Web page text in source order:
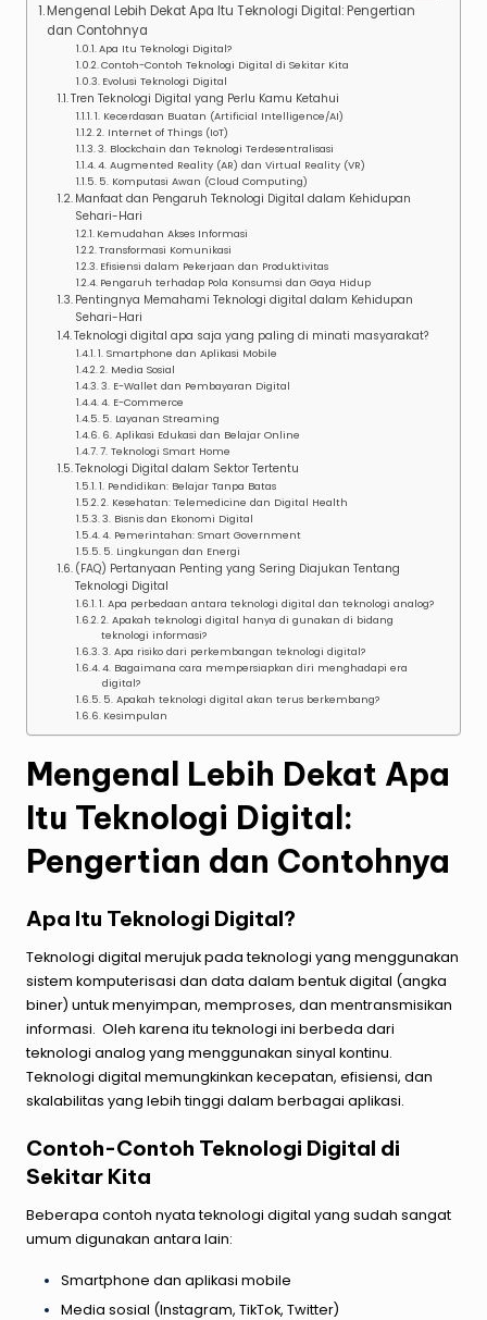
Mengenal Lebih Dekat Apa Itu Teknologi Digital: Pengertian
dan Contohnya
Apa Itu Teknologi Digital?
Contoh-Contoh Teknologi Digital di Sekitar Kita
Evolusi Teknologi Digital
Tren Teknologi Digital yang Perlu Kamu Ketahui
1. Kecerdasan Buatan (Artificial Intelligence/AI)
2. Internet of Things (IoT)
3. Blockchain dan Teknologi Terdesentralisasi
4. Augmented Reality (AR) dan Virtual Reality (VR)
5. Komputasi Awan (Cloud Computing)
Manfaat dan Pengaruh Teknologi Digital dalam Kehidupan
Sehari-Hari
Kemudahan Akses Informasi
Transformasi Komunikasi
Efisiensi dalam Pekerjaan dan Produktivitas
Pengaruh terhadap Pola Konsumsi dan Gaya Hidup
Pentingnya Memahami Teknologi digital dalam Kehidupan
Sehari-Hari
Teknologi digital apa saja yang paling di minati masyarakat?
1. Smartphone dan Aplikasi Mobile
2. Media Sosial
3. E-Wallet dan Pembayaran Digital
4. E-Commerce
5. Layanan Streaming
6. Aplikasi Edukasi dan Belajar Online
7. Teknologi Smart Home
Teknologi Digital dalam Sektor Tertentu
1. Pendidikan: Belajar Tanpa Batas
2. Kesehatan: Telemedicine dan Digital Health
3. Bisnis dan Ekonomi Digital
4. Pemerintahan: Smart Government
5. Lingkungan dan Energi
(FAQ) Pertanyaan Penting yang Sering Diajukan Tentang
Teknologi Digital
1. Apa perbedaan antara teknologi digital dan teknologi analog?
2. Apakah teknologi digital hanya di gunakan di bidang
teknologi informasi?
3. Apa risiko dari perkembangan teknologi digital?
4. Bagaimana cara mempersiapkan diri menghadapi era
digital?
5. Apakah teknologi digital akan terus berkembang?
Kesimpulan
Mengenal Lebih Dekat Apa
Itu Teknologi Digital:
Pengertian dan Contohnya
Apa Itu Teknologi Digital?
Teknologi digital merujuk pada teknologi yang menggunakan
sistem komputerisasi dan data dalam bentuk digital (angka
biner) untuk menyimpan, memproses, dan mentransmisikan
informasi. Oleh karena itu teknologi ini berbeda dari
teknologi analog yang menggunakan sinyal kontinu.
Teknologi digital memungkinkan kecepatan, efisiensi, dan
skalabilitas yang lebih tinggi dalam berbagai aplikasi.
Contoh-Contoh Teknologi Digital di
Sekitar Kita
Beberapa contoh nyata teknologi digital yang sudah sangat
umum digunakan antara lain:
Smartphone dan aplikasi mobile
Media sosial (Instagram, TikTok, Twitter)